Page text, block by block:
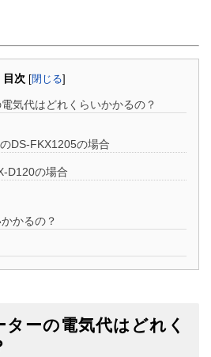
目次 [閉じる]
気代はどれくらいかかるの？
DS-FKX1205の場合
D120の場合
かるの？
ーの電気代はどれく